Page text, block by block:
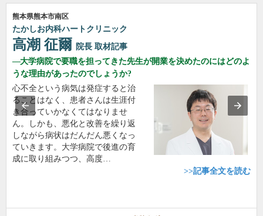
熊本県熊本市南区
たかしお内科ハートクリニック
高潮 征爾 院長 取材記事
大学病院で要職を担ってきた先生が開業を決めたのにはどのよ
うな理由があったのでしょうか?
心不全という病気は発症すると治
ることはなく、患者さんは生涯付
き合っていかなくてはなりませ
ん。しかも、悪化と改善を繰り返
しながら病状はだんだん悪くなっ
ていきます。大学病院で後進の育
成に取り組みつつ、高度…
>>記事全文を読む